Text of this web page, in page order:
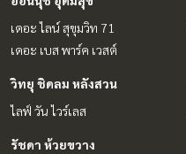
เดอะ ไลน์ สุขุมวิท 71
เดอะ เบส พาร์ค เวสต์
วิทยุ ชิดลม หลังสวน
ไลฟ์ วัน ไวร์เลส
รัชดา ห้วยขวาง